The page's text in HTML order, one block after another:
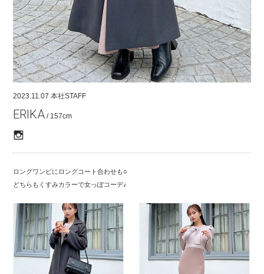
2023.11.07 本社STAFF
ERIKA / 157cm
ロングワンピにロングコート合わせも○
どちらもくすみカラーで女っぽコーデ♪
COMPANY
CONTACT
RECRUIT
FOR BUSINESS PARTNER